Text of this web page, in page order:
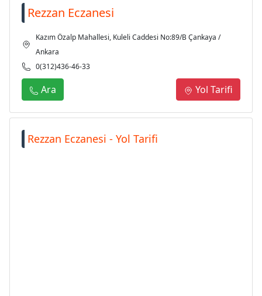
Rezzan Eczanesi
Kazım Özalp Mahallesi, Kuleli Caddesi No:89/B Çankaya /
Ankara
0(312)436-46-33
Ara Yol Tarifi
Rezzan Eczanesi - Yol Tarifi